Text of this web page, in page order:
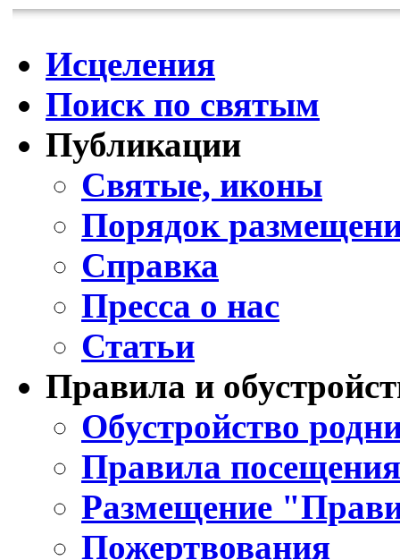
Исцеления
Поиск по святым
Публикации
Святые, иконы
Порядок
Справка
Пресса о нас
Статьи
Правила и
Обустройство
Правила
Размещение
Пожертвования